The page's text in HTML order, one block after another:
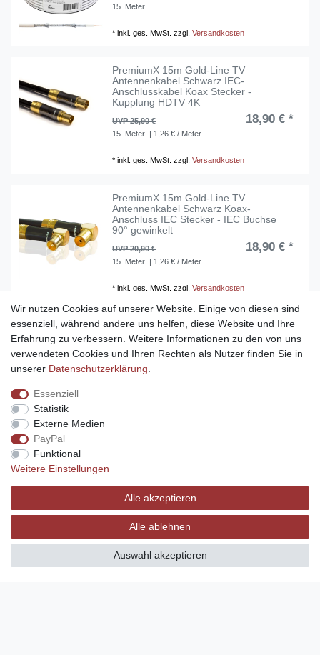
15 Meter
*inkl. ges. MwSt. zzgl.Versandkosten
PremiumX 15m Gold-Line TV
Antennenkabel Schwarz IEC-
Anschlusskabel Koax Stecker -
Kupplung HDTV 4K
UVP 25,90 € 18,90 € *
15 Meter | 1,26 € / Meter
*inkl. ges. MwSt. zzgl.Versandkosten
PremiumX 15m Gold-Line TV
Antennenkabel Schwarz Koax-
Anschluss IEC Stecker - IEC Buchse
90° gewinkelt
UVP 20,90 € 18,90 € *
15 Meter | 1,26 € / Meter
*inkl. ges. MwSt. zzgl.Versandkosten
PremiumX 15m TV Antennenkabel IEC-
Anschlusskabel mit Mantelstromfilter
13,90 € *
Meter
Meter | 0,86 € / Meter
PremiumX 1m Gold-Line TV
Antennenkabel Schwarz IEC-
Wir nutzen Cookies auf unserer Website. Einige von diesen sind
essenziell, während andere uns helfen, diese Website und Ihre
Erfahrung zu verbessern. Weitere Informationen zu den von uns
verwendeten Cookies und Ihren Rechten als Nutzer finden Sie in
unserer Daten­schutz­erklärung
Essenziell
Statistik
Externe Medien
PayPal
Funktional
Weitere Einstellungen
Alle akzeptieren
Alle ablehnen
Auswahl akzeptieren